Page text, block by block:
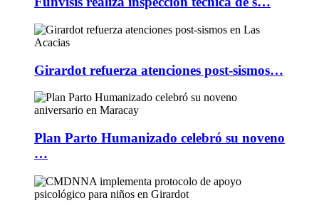
Girardot refuerza atenciones post-sismos…
Plan Parto Humanizado celebró su noveno
…